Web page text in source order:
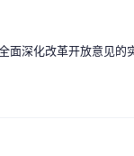
深化改革开放意见的